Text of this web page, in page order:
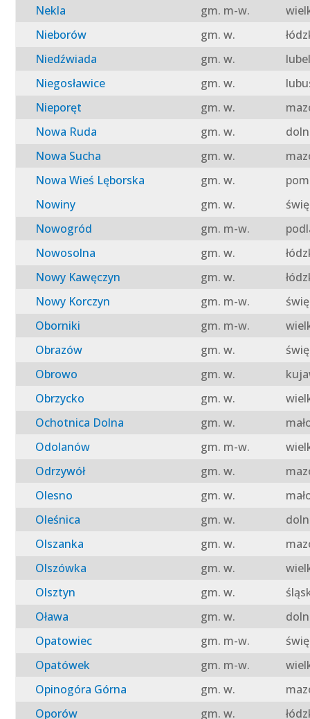
Nekla
gm. m-w.
Nieborów
gm. w.
Niedźwiada
gm. w.
Niegosławice
gm. w.
Nieporęt
gm. w.
Nowa Ruda
gm. w.
Nowa Sucha
gm. w.
Nowa Wieś Lęborska
gm. w.
Nowiny
gm. w.
Nowogród
gm. m-w.
Nowosolna
gm. w.
Nowy Kawęczyn
gm. w.
Nowy Korczyn
gm. m-w.
Oborniki
gm. m-w.
Obrazów
gm. w.
Obrowo
gm. w.
Obrzycko
gm. w.
Ochotnica Dolna
gm. w.
Odolanów
gm. m-w.
Odrzywół
gm. w.
Olesno
gm. w.
Oleśnica
gm. w.
Olszanka
gm. w.
Olszówka
gm. w.
Olsztyn
gm. w.
Oława
gm. w.
Opatowiec
gm. m-w.
Opatówek
gm. m-w.
Opinogóra Górna
gm. w.
Oporów
gm. w.